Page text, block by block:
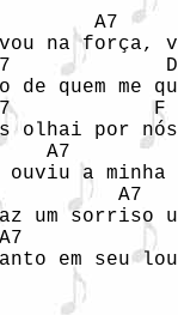
A7
na força,
de quem me
F
olhai por
A7
ouviu a
A7
um sorriso
em seu